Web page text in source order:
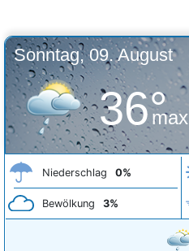
Sonntag, 09. August
36°
max
Niederschlag 0%
Bewölkung 3%